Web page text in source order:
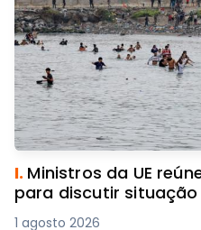
I. Ministros da UE
para discutir
1 agosto 2026